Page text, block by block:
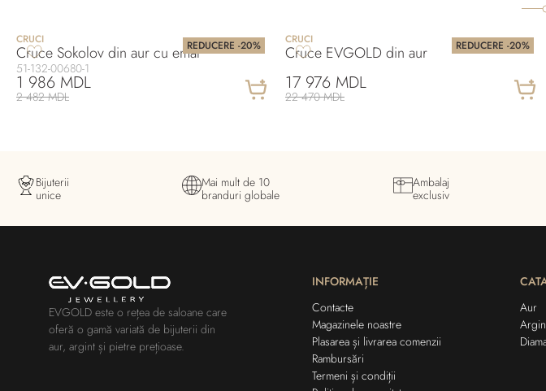
REDUCERE -20%
CRUCI
Cruce Sokolov din aur cu emal
51-132-00680-1
1 986 MDL
2 482 MDL
REDUCERE -20%
CRUCI
Cruce EVGOLD din aur
17 976 MDL
22 470 MDL
Bijuterii
unice
Mai mult de 10
branduri globale
Ambalaj
exclusiv
EVGOLD este o rețea de saloane care
oferă o gamă variată de bijuterii din
aur, argint și pietre prețioase.
INFORMAȚIE
Contacte
Magazinele noastre
Plasarea și livrarea comenzii
Rambursări
Termeni și condiții
Aur